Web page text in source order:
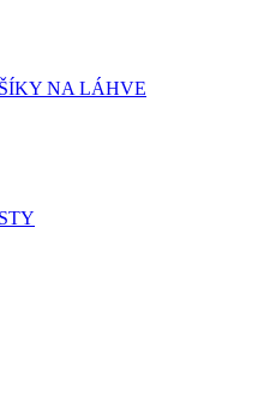
NA LÁHVE